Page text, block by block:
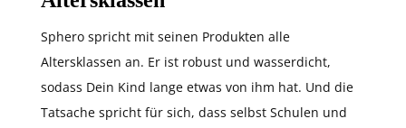
Sphero spricht mit seinen Produkten alle
Altersklassen an. Er ist robust und wasserdicht,
sodass Dein Kind lange etwas von ihm hat. Und die
Tatsache spricht für sich, dass selbst Schulen und